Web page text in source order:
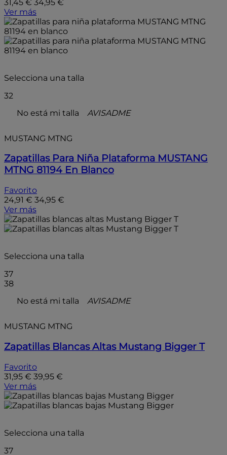
31,45 € 34,95 €
Ver más
Selecciona una talla
32
No está mi talla
AVISADME
MUSTANG MTNG
Zapatillas Para Niña Plataforma MUSTANG
MTNG 81194 En Blanco
Favorito
24,91 € 34,95 €
Ver más
Selecciona una talla
37
38
No está mi talla
AVISADME
MUSTANG MTNG
Zapatillas Blancas Altas Mustang Bigger T
Favorito
31,95 € 39,95 €
Ver más
Selecciona una talla
37